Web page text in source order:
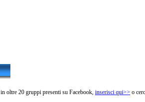
oltre 20 gruppi presenti su Facebook, inserisci qui>> o